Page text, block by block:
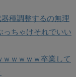
種調整するの無理
ちゃけそれでいい
ｗｗｗｗｗ卒業して